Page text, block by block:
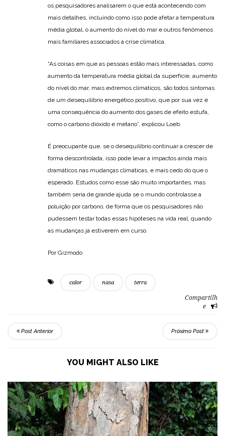
os pesquisadores analisarem o que está acontecendo com
mais detalhes, incluindo como isso pode afetar a temperatura
média global, o aumento do nível do mar e outros fenômenos
mais familiares associados à crise climática.
“As coisas em que as pessoas estão mais interessadas, como
aumento da temperatura média global da superfície, aumento
do nível do mar, mais extremos climáticos, são todos sintomas
de um desequilíbrio energético positivo, que por sua vez é
uma consequência do aumento dos gases de efeito estufa,
como o carbono dióxido e metano”, explicou Loeb.
É preocupante que, se o desequilíbrio continuar a crescer de
forma descontrolada, isso pode levar a impactos ainda mais
dramáticos nas mudanças climáticas, e mais cedo do que o
esperado. Estudos como esse são muito importantes, mas
também seria de grande ajuda se o mundo controlasse a
poluição por carbono, de forma que os pesquisadores não
pudessem testar todas essas hipóteses na vida real, quando
as mudanças já estiverem em curso.
Por Gizmodo
calor nasa terra
Compartilh
e
Post Anterior Próximo Post
YOU MIGHT ALSO LIKE